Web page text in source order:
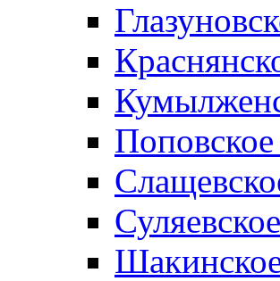
Поповское